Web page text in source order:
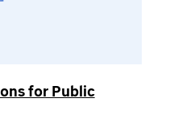
for Public